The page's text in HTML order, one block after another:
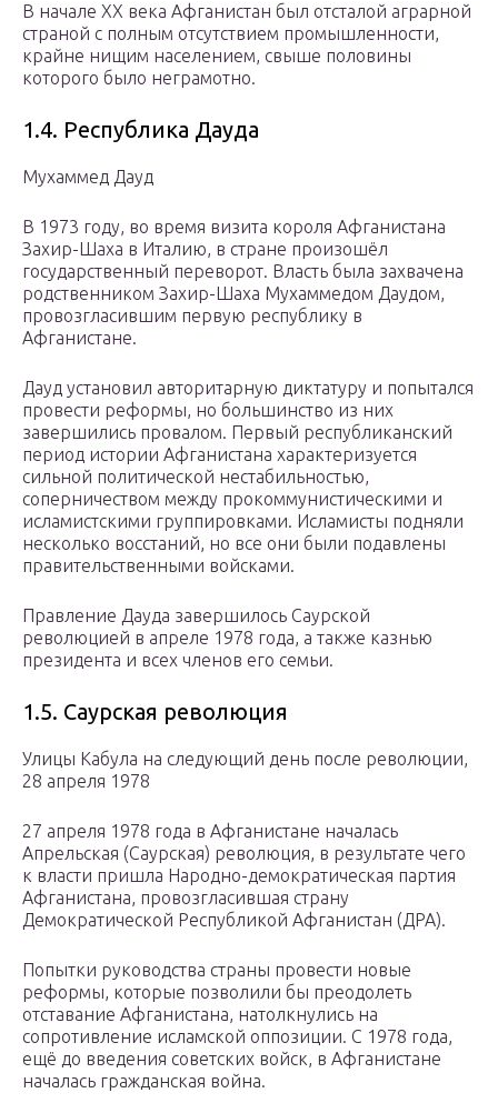
В начале XX века Афганистан был отсталой аграрной
страной с полным отсутствием промышленности,
крайне нищим населением, свыше половины
которого было неграмотно.
1.4. Республика Дауда
Мухаммед Дауд
В 1973 году, во время визита короля Афганистана
Захир-Шаха в Италию, в стране произошёл
государственный переворот. Власть была захвачена
родственником Захир-Шаха Мухаммедом Даудом,
провозгласившим первую республику в
Афганистане.
Дауд установил авторитарную диктатуру и попытался
провести реформы, но большинство из них
завершились провалом. Первый республиканский
период истории Афганистана характеризуется
сильной политической нестабильностью,
соперничеством между прокоммунистическими и
исламистскими группировками. Исламисты подняли
несколько восстаний, но все они были подавлены
правительственными войсками.
Правление Дауда завершилось Саурской
революцией в апреле 1978 года, а также казнью
президента и всех членов его семьи.
1.5. Саурская революция
Улицы Кабула на следующий день после революции,
28 апреля 1978
27 апреля 1978 года в Афганистане началась
Апрельская (Саурская) революция, в результате чего
к власти пришла Народно-демократическая партия
Афганистана, провозгласившая страну
Демократической Республикой Афганистан (ДРА).
Попытки руководства страны провести новые
реформы, которые позволили бы преодолеть
отставание Афганистана, натолкнулись на
сопротивление исламской оппозиции. С 1978 года,
ещё до введения советских войск, в Афганистане
началась гражданская война.